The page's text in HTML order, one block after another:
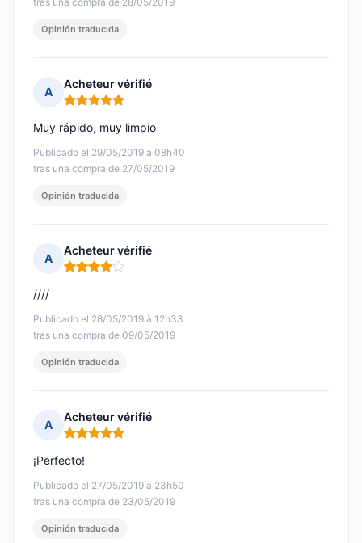
Opinión traducida
A
Acheteur vérifié
Nota: 5 de 5
Publicado el 29/05/2019 à 08h40
tras una compra de 27/05/2019
Muy rápido, muy limpio
Opinión traducida
A
Acheteur vérifié
Nota: 4 de 5
Publicado el 28/05/2019 à 12h33
tras una compra de 09/05/2019
////
Opinión traducida
A
Acheteur vérifié
Nota: 5 de 5
Publicado el 27/05/2019 à 23h50
tras una compra de 23/05/2019
¡Perfecto!
Opinión traducida